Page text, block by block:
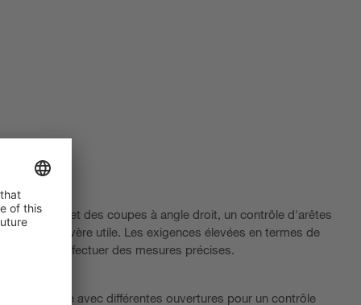
du film et des coupes à angle droit, un contrôle d'arêtes
du film s'avère utile. Les exigences élevées en termes de
capable d'effectuer des mesures précises.
disponible avec différentes ouvertures pour un contrôle